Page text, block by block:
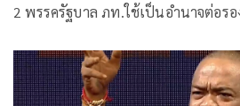
2 พรรครัฐบาล ภท.ใช้เป็นอำนาจต่อร